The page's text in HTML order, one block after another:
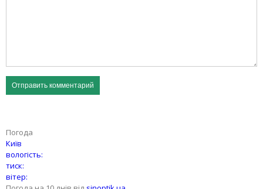
Погода
Київ
вологість:
тиск:
вітер: